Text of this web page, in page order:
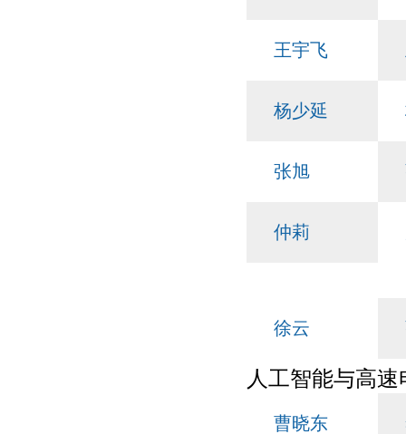
王宇飞
杨少延
张旭
仲莉
徐云
人工智能与高
曹晓东